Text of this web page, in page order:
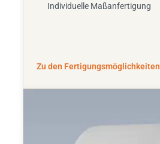
Individuelle Maßanfertigung
Zu den Fertigungsmöglichkeiten